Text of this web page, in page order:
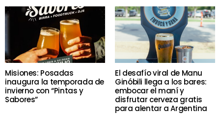
Misiones: Posadas
inaugura la temporada de
invierno con “Pintas y
Sabores”
El desafío viral de Manu
Ginóbili llega a los bares:
embocar el maní y
disfrutar cerveza gratis
para alentar a Argentina